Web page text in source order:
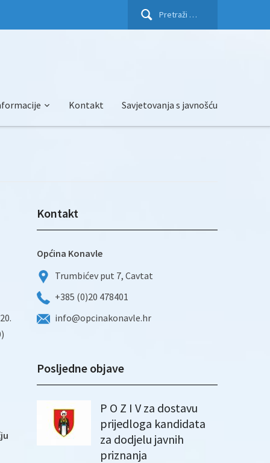
Pretraži:
Kontakt Savjetovanja s javnošću
Kontakt
Općina Konavle
Trumbićev put 7, Cavtat
+385 (0)20 478401
info@opcinakonavle.hr
Posljedne objave
P O Z I V za dostavu
prijedloga kandidata
za dodjelu javnih
priznanja